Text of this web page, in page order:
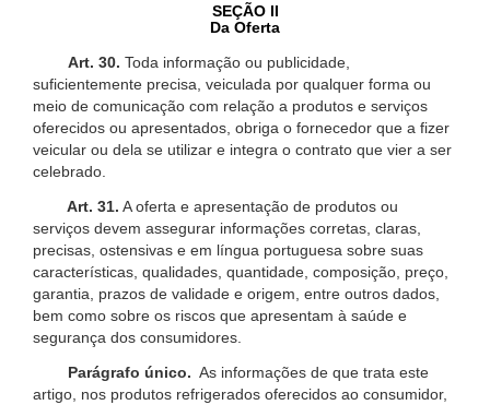
SEÇÃO II
Da Oferta
Art. 30. Toda informação ou publicidade,
suficientemente precisa, veiculada por qualquer forma ou
meio de comunicação com relação a produtos e serviços
oferecidos ou apresentados, obriga o fornecedor que a fizer
veicular ou dela se utilizar e integra o contrato que vier a ser
celebrado.
Art. 31. A oferta e apresentação de produtos ou
serviços devem assegurar informações corretas, claras,
precisas, ostensivas e em língua portuguesa sobre suas
características, qualidades, quantidade, composição, preço,
garantia, prazos de validade e origem, entre outros dados,
bem como sobre os riscos que apresentam à saúde e
segurança dos consumidores.
Parágrafo único. As informações de que trata este
artigo, nos produtos refrigerados oferecidos ao consumidor,